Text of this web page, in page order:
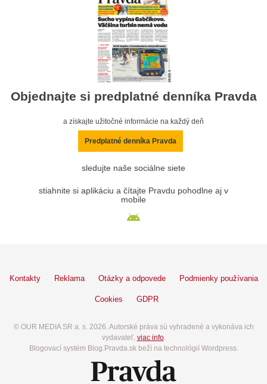
Objednajte si predplatné denníka Pravda
a získajte užitočné informácie na každý deň
Predplatné denníka Pravda
sledujte naše sociálne siete
stiahnite si aplikáciu a čítajte Pravdu pohodlne aj v
mobile
Kontakty Reklama Otázky a odpovede Podmienky používania
Cookies GDPR
© OUR MEDIA SR a. s. 2026. Autorské práva sú vyhradené a vykonáva ich
vydavateľ, viac info.
Blogovací systém Blog.Pravda.sk beží na technológií Wordpress.